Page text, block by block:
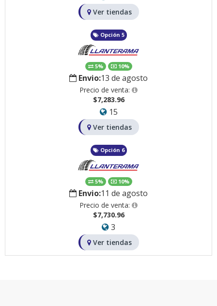
Ver tiendas
Opción 5
5% 10%
Envio:13 de agosto
Precio de venta:
$7,283.96
15
Ver tiendas
Opción 6
5% 10%
Envio:11 de agosto
Precio de venta:
$7,730.96
3
Ver tiendas